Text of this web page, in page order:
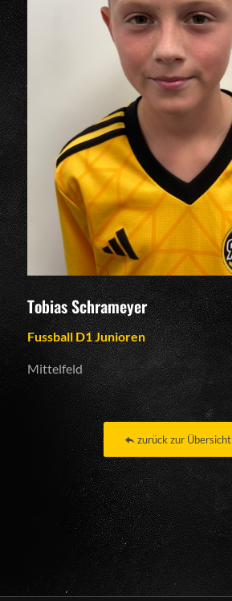
Tobias Schrameyer
Fussball D1 Junioren
Mittelfeld
zurück zur Übersicht